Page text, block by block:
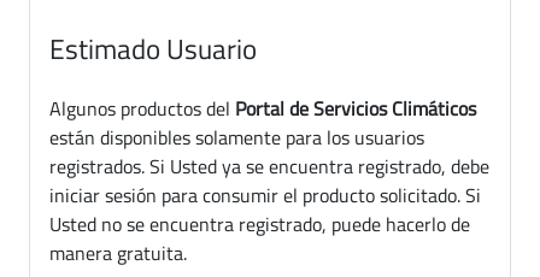
Estimado Usuario
Algunos productos del Portal de Servicios Climáticos
están disponibles solamente para los usuarios
registrados. Si Usted ya se encuentra registrado, debe
iniciar sesión para consumir el producto solicitado. Si
Usted no se encuentra registrado, puede hacerlo de
manera gratuita.